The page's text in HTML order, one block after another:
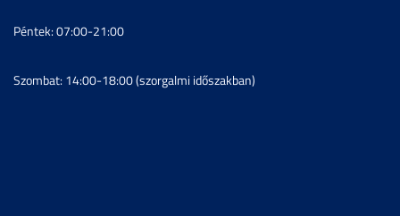
Péntek: 07:00-21:00
Szombat: 14:00-18:00 (szorgalmi időszakban)